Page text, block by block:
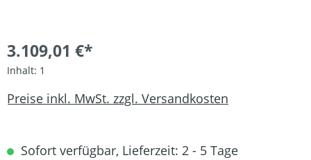
3.109,01 €*
Inhalt: 1
Preise inkl. MwSt. zzgl. Versandkosten
Sofort verfügbar, Lieferzeit: 2 - 5 Tage